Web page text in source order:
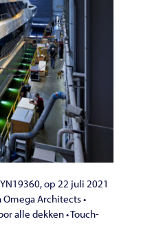
op 22 juli 2021
Architects •
alle dekken • Touch-